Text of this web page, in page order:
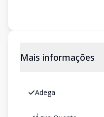
Mais informações
Adega